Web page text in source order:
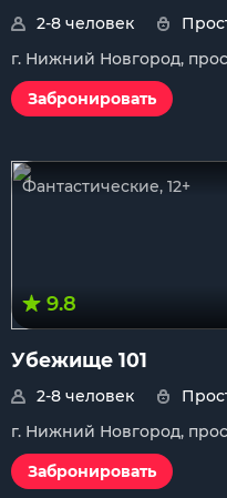
2-8 человек
г. Нижний Новгород,
Забронировать
Фантастические, 12+
9.8
Убежище 101
2-8 человек
г. Нижний Новгород,
Забронировать